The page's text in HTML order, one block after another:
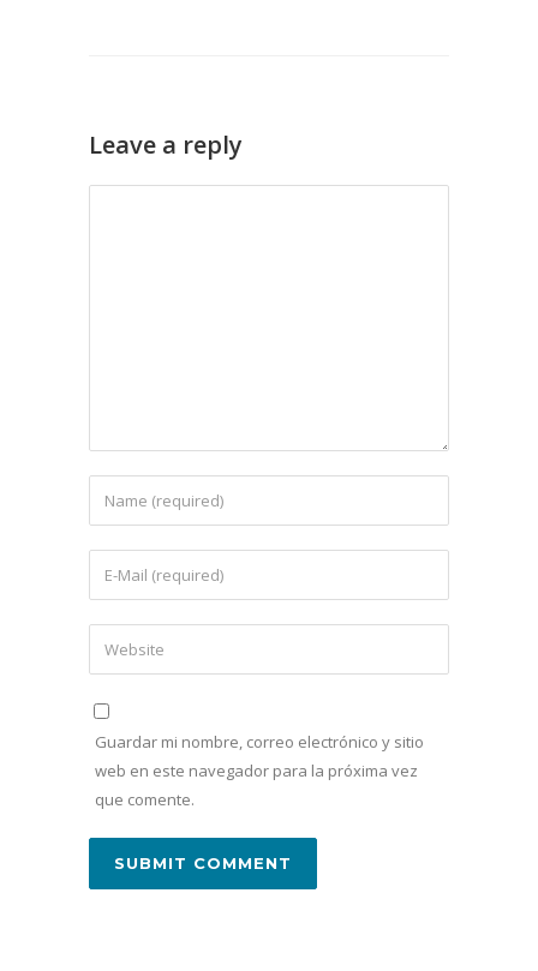
Leave a reply
Guardar mi nombre, correo electrónico y sitio
web en este navegador para la próxima vez
que comente.